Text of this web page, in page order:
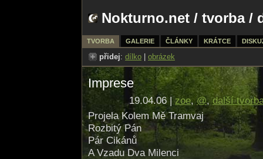
Nokturno.net / tvorba/
TVORBA GALERIE ČLÁNKY KRÁTCE
přidej: dílko obrázek
Imprese
19.04.06 | zoe,@,další
Projela Kolem Mě Tramvaj
Rozbitý Pán
Pár Cikánů
A Vzadu Dva Milenci